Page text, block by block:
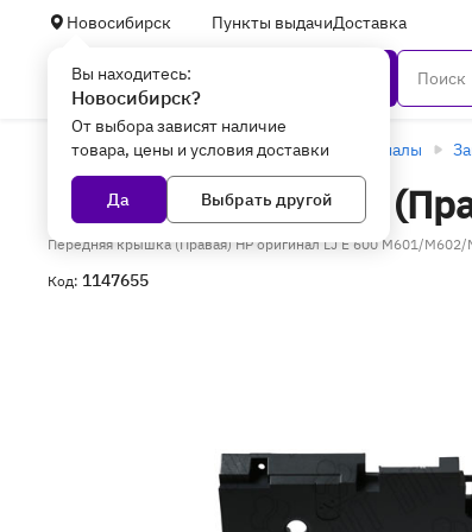
Новосибирск Пункты выдачиДоставка
Вы находитесь:
Новосибирск?
От выбора зависят наличие
товара, цены и условия доставки
Да Выбрать другой
Главная Оргтехника и расходные материалы
Передняя крышка
Передняя крышка (Правая) HP оригинал LJ E 600 M601/
Код: 1147655